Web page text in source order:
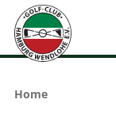
Home